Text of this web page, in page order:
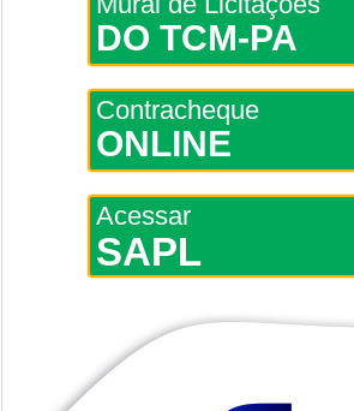
DO TCM-PA
Contracheque
ONLINE
Acessar
SAPL